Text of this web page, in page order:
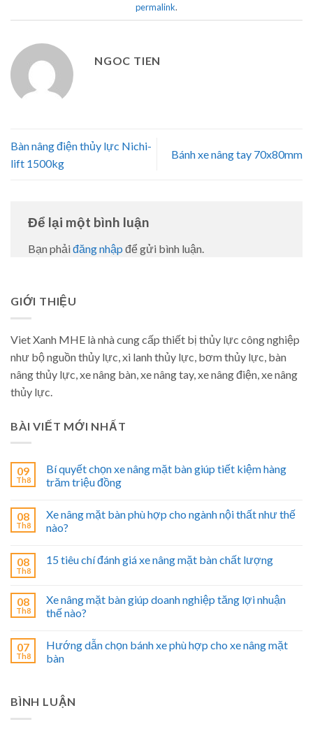
permalink.
NGOC TIEN
Bàn nâng điện thủy lực Nichi-
lift 1500kg
Bánh xe nâng tay 70x80mm
Để lại một bình luận
Bạn phải đăng nhập để gửi bình luận.
GIỚI THIỆU
Viet Xanh MHE là nhà cung cấp thiết bị thủy lực công nghiệp
như bộ nguồn thủy lực, xi lanh thủy lực, bơm thủy lực, bàn
nâng thủy lực, xe nâng bàn, xe nâng tay, xe nâng điện, xe nâng
thủy lực.
BÀI VIẾT MỚI NHẤT
09
Th8
Bí quyết chọn xe nâng mặt bàn giúp tiết kiệm hàng
trăm triệu đồng
08
Th8
Xe nâng mặt bàn phù hợp cho ngành nội thất như thế
nào?
08
Th8
15 tiêu chí đánh giá xe nâng mặt bàn chất lượng
08
Th8
Xe nâng mặt bàn giúp doanh nghiệp tăng lợi nhuận
thế nào?
07
Th8
Hướng dẫn chọn bánh xe phù hợp cho xe nâng mặt
bàn
BÌNH LUẬN